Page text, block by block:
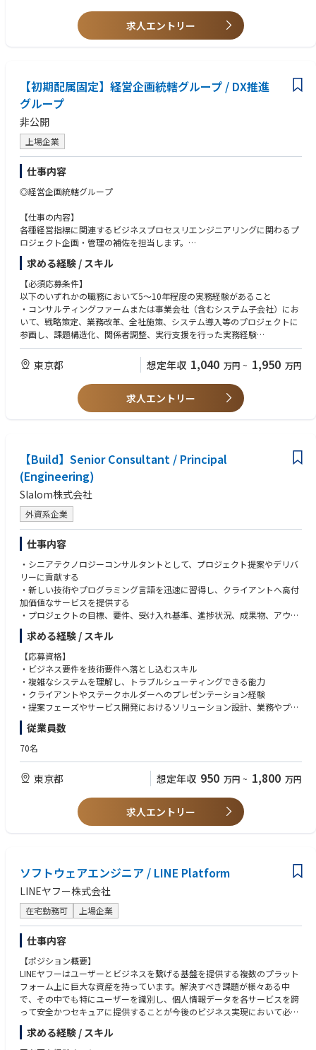
必要な時にサポートを受けやすく、成長を促す環境が生まれます。
課題設定とソリューショニング支援、さらにプログラムマネジメントやチ
ェンジマネジメントなどの実行支援を行う部門です。
現在は日本・インド合わせて50人ほどが在籍し、クラウドやデータ&アナ
リティクス、プロセスオートメーション、
サイバーセキュリティ、ITサービスマネジメントなど、テクノロジーエリ
アごとに分かれてさまざまな業界のお客様をご支援しています。
【サービス提供の特徴】
プロジェクトを遂行する際に日本と海外の混成チームを編成する「ハイブ
リッドデリバリーモデル」です。
TCSにはグローバルで約60万人のプロフェッショナルがおり、世界のメジ
ャーなITベンダーとのアライアンス関係があります。
加えて、インドの研究開発を担っている部門では独自にAI等の最新技術の
研究をしているほか、
産学連携のコイノベーションネットワークを有しています。こうしたグロ
ーバルの幅広い技術知見に基づくコンサルティングが
当社の特徴であり強みです。
【ポジション/業務内容の一例】※ご経験、ご希望を考慮し、ご相談の上
でチームやPJを決めていきます。
◆Cloud & Data◆
レガシーシステム・IT組織の変革を目指しているお客様に対して全般的な
フレームワークと変革要件を策定し、
お客様に影響を与えることを目指します。お客様向けの案件に対してプロ
ジェクトにも参画して頂きます。
針の策定によってトランフォーメーション企画・実行フェーズ開始に向け
て支援する
・ITトランスフォーメーションにおけるチャレンジに対して、最新技術動
向と最適なソリューションをTCSグローバルと連携してお客様に提案する
・構想フェーズから、設計・開発フェーズに渡り、カスタマフェーシング
を実施し、お客様のビジョン・お悩みを捉え、タイムリーに打ち手を検討
する
◆Data & Analytics◆
AIを活用したBusiness Transformationを目指すお客様に対し、TCSが提唱
するAI-first Enterprise Architectureという考え方の下、
クラウドなどのデータ基盤構築から具体的なユースケースに対してビジネ
ス価値を創出するところまで、一貫したサービスを提供します。
本ポジションでは、お客様のあらゆるデータ活用やガバナンス/品質維持
に貢献すべく、上流のアドバイザリーから具体的なソリューションの提供
までをサポートします。
◆Business Analyst（Airline doman）◆
航空業界向けのプロジェクトに参画頂きます。
TCSはグローバル航空業界はもちろんのこと、国内事業会社においても長
期リレーションシップを築いており、市場においてもプレゼンスを発揮し
ております。
特に旅客システムについてはグローバルでデファクトで利用されているプ
ラットフォームのナレッジを多く蓄積しており、on boardingするうえで
また一般的なPM/PMO/BAナレッジに加え、One TCSとしてIT / プラットフ
ォームナレッジを加えることにより、他社との差別化を図りお客様へ付加
価値を提供することができます。
◆営業系基幹システム再構築◆
ットフォームのナレッジは蓄積しています。
また、若手向け勉強会や事例紹介などスキル習得の環境は整備されいます
ので安心してプロジェクトをスタートして頂ける環境です。
また一般的なPM/PMO/BAナレッジに加え、One TCSとしてIT / プラットフ
ォームナレッジを加えることにより、
他社との差別化を図りお客様へ付加価値を提供することができます。
・お客様側立場での営業系システム再構築プロジェクトPMO支援
- プロジェクト管理支援（QCD）
- ベンダ管理支援（マルチベンダ時の横連携支援など）
- エンドユーザー対応（ベンダ作成資料のカスタマイズ、内容説明・解
説、各種調整など）
- お客様社内対応支援（稟議補足資料作成など）
・データ/AI領域（特にMDM）におけるプロジェクトマネジメント経験
・データドリブン経営を実現するための体制、プロセス、テクノロジー、
文化、スキル全般のコンサルティング経験
◆Business Analyst（Airline doman）◆
・PM/PMO経験もしくはコンサルタントのご経験2年以上(開発プロジェク
トにおけるチームリーダ相当経験も含む)
・航空業界ドメインナレッジ
・Altea、Radixxなどの旅客システム、整備、乗員、運航、貨物などOpera
tionシステムに関する知見
◆営業系基幹システム再構築◆
・開発プロジェクトにおけるPMまたはPMO経験がある
・パワーポイントによる資料作成
・EXCELによるデータ集計・分析
・ユーザーや開発部門のメンバとコミュニケーションが可能
・商社プロジェクト経験
・営業系システムの構築もしくは運用保守、パッケージプリセールス販売
等の経験
・SAPのPJ経験または開発経験
・PMP資格相当(経験値優先)
◆SAP Senior Consultant◆
・コンサルティングファームでの就業経験
・事業会社におけるプロジェクト推進経験
・製造業や製薬業に関する業務知見
・SAPのロジ系もしくは会計系モジュールの導入経験
・グローバルな環境で活躍したい方
ス、オペレーションズマネジメント、ビジネスまたは関連分野の学士号​
・PMP資格
・10年以上のサプライチェーンおよびロジスティクス経験
・サプライチェーンの課題に対処するためのシステム、プロセス、ツール
の設計と導入に加え、戦略の策定と実施に直接携わった経験
・コンサルティング会社での実務経験。
例） 複数の輸送形態（TL、LTL、化学品輸送）のバックグラウンド
・複雑な契約締結を主導した経験​
・複雑なビジネス課題を解決する能力、つまり変化する顧客に迅速に適応
し、複数のプロジェクトをマルチタスクで遂行できる能力​
・スピード感のある環境で活躍できる方​
・主体性、行動力、細部へのこだわりがある​
・強力な交渉力と影響力優れたファシリテーション能力​
★その他、以下のご経験をお持ちの方もご活躍いただけるフィールドがご
ざいます。
・Cloudリフトのご経験
・Architectureの選定、検討などのご経験
・顧客への提案経験
求人エントリー
【初期配属固定】経営企画統轄グループ / DX推進
グループ
非公開
上場企業
仕事内容
◎経営企画統轄グループ
【仕事の内容】
各種経営指標に関連するビジネスプロセスリエンジニアリングに関わるプ
ロジェクト企画・管理の補佐を担当します。
主に
・プロジェクトマネジメントに関わる課題管理ならびに課題解決等
・チェンジマネジメントに関わるユーザーコミュニケーション・トレーニ
ング等
・プロダクトマネジメントに関わるパートナー・ベンダーコミュニケーシ
ョン等
・並びにプロジェクトマネジメント業務の指導及び人材育成プログラム作
【部署の魅力】
経営企画統轄グループでは、企画グループ・主計グループ・財務グループ
と連携して、各種経営指標に関連する業務のデジタルトランスフォーメー
ション・ビジネスプロセスリエンジニアリングを担っており、新たに導入
のデザイン、また必要に応じてプロジェクトの立上げと組織化、実行・管
理等々を通して、幅広く当社の経営課題解決に関わることができます。
これらのプロジェクトに携わることで、当社の組織・業務に関する深い知
識の習得はもちろんのこと、当社支える社員との幅広いネットワークも形
成することが期待できます。
◎DX推進グループ
プロジェクト実行チーム及びデータマネジメントチームでは、各種経営指
標の高度化と業務現場の効率性改善の双方を目的とした業務改革・データ
改革を、単発プロジェクトではなく「複数のプロジェクトを束ねる形」で
設計し、各プロジェクト成果の実装・定着までをリードもしくはサポート
するポジションです。
状態まで落とし込み、当社・当社グループに“会社に残る仕組み”として根
付かせます。
【具体的な業務内容】
■プロジェクト実行チーム：
業務改革/システム導入プロジェクト群を横断し、計画・進捗・課題・リ
スク管理を行い、プロジェクト推進上のボトルネック（意思決定、役割不
明確、現場定着不全等）に対する構造的な課題整理及び解決推進に取り組
みます。
■データマネジメントチーム：
業務横断で利用されるデータ（経営指標、業務マスタ等）について、定
義・責任分界・変更管理ルールを整理し、運用として定着させること、単
一システム/単一プロジェクト最適に陥らないよう、プロジェクト間のデ
ータ設計・運用方針の調整を行い、データガバナンス（データ定義/マス
タ管理）・運用プロセス設計を企画し、更にそれを運用として回る状態に
■サイバーセキュリティチーム：
本社および国内外のグループ会社を対象に、ツール・体制・ガバナンスの
観点から国内外グループ会社を横断したサイバーセキュリティを担う組織
です。
社内関係部門やグループ会社と連携しながら、国内外サイバーセキュリテ
ィ方針・戦略の企画・立案・実行、施策やツールの選定・導入・運用、グ
ループ標準セキュリティ標準やルールの整備・展開・教育訓練の実施を具
体的なミッションとしています。
【部署の魅力】
DX推進グループは、当社・当社グループがサステイナブルソリューション
プロバイダーであり続けるために、デジタルトランスフォーメーションを
実現する複数の変革プロジェクト群をリードし、またサポートしていま
求める経験 / スキル
【必須応募条件】
以下のいずれかの職務において5～10年程度の実務経験があること
・コンサルティングファームまたは事業会社（含むシステム子会社）にお
いて、戦略策定、業務改革、全社施策、システム導入等のプロジェクトに
参画し、課題構造化、関係者調整、実行支援を行った実務経験
・人材開発、組織開発、等における各種コンサルティング業務
・事業会社（含むシステム子会社）においてサイバーセキュリティ業務全
般の実務経験
・サイバーセキュリティ関連製品・サービスを提供する企業において、営
業、カスタマーサクセス等の業務に携わった実務経験
■プロジェクトマネジメント領域
・PMAJ認定P２M資格（PMC以上）
・PMI認定PMP
・IPA プロジェクトマネージャ試験
■データマネジメント領域
・DAMA認定CDMP
・情報処理技術者試験（ST, SA, DB, PM等）
・エンタープライズデータマネジメント / マスタデータマネジメントの設
計・運用への関与経験
・データガバナンス、データ品質管理への関与経験
■サイバーセキュリティ領域
・情報処理安全確保支援士
・CISSP / CISM / CCSP / CEH / GIAC等のセキュリティ資格
東京都 想定年収 1,040 万円 ~ 1,950 万円
求人エントリー
【Build】Senior Consultant / Principal
(Engineering)
Slalom株式会社
外資系企業
仕事内容
・シニアテクノロジーコンサルタントとして、プロジェクト提案やデリバ
リーに貢献する
・新しい技術やプログラミング言語を迅速に習得し、クライアントへ高付
加価値なサービスを提供する
・プロジェクトの目標、要件、受け入れ基準、進捗状況、成果物、アウト
カムなどについて、クライアントとコミュニケーションを取る
・仮説構築、分析フレームワーク、ケーススタディ、リサーチなどのコン
サルティング手法を技術業務に活用する
・クライアントのニーズや期待に合わせて、最適なシステムを設計・実装
する
・リファレンスアーキテクチャや実績あるフレームワークを活用し、堅牢
で信頼性・拡張性の高いシステムを設計する
レーニングを提供する
・曖昧で複雑な状況にも柔軟に対応し、ステークホルダーと協力しながら
課題の明確化と解決を図る
・プロジェクトの作業範囲定義、作業分解、依存関係管理、リスク軽減な
どのプロジェクト計画を策定する
し、ネットワークの拡大、
知見の共有、個人ブランドおよび会社の市場プレゼンス向上に貢献する
値を創出する、次世代型のプロフェッショナルサービス企業です。
私たちは「Fiercely Human（人に徹底的に向き合う）」というアプローチ
を大切にし、顧客、そしてその先にいる顧客の顧客まで深く理解すること
で、実践的かつエンドツーエンドのソリューションを提供し、真に意味の
あるインパクトを生み出します。
700社以上のテクノロジーパートナーに支えられ、8カ国・49拠点に約12,
000名のメンバーを擁するSlalomは、人と組織がより大きなビジョンを描
き、より速く前進し、より良い未来を築くことを支援しています。
また、働きがいのある企業としても高く評価されており、**Fortune誌
「働きがいのある会社ベスト100」**に9年連続で選出されています。
求める経験 / スキル
【応募資格】
・ビジネス要件を技術要件へ落とし込むスキル
・複雑なシステムを理解し、トラブルシューティングできる能力
・クライアントやステークホルダーへのプレゼンテーション経験
・提案フェーズやサービス開発におけるソリューション設計、業務やプロ
ジェクト計画の立案能力
・学習意欲が高く主体的に業務に取り組める方。課題を発見し、改善案の
提案や実施ができ、自己管理ができる方
験が3年以上
・ソフトウェアインフラまたはプラットフォーム構築の実績が5年以上
・AWS、Azure、Google Cloudのいずれかの主要クラウドプロバイダーで
・以下いずれかのモダンアプリケーション開発技術に関する実務経験
フロントエンド・フルスタック:
. ┗NETスタック（ASP.NET、.NET Core、C#）、Angular、React、V
ueなどの各種フレームワーク
・サーバーレスコンピューティングやイベント駆動型アーキテクチャの経
験
・ドメイン駆動設計（DDD）、Model-View-Controller（MVC）またはその
他ソフトウェア設計パターンの専門知識
・データモデルの設計経験、RDBMSやNoSQLシステムの利用経験
・マイクロサービスアーキテクチャの導入・運用経験
・ビジネスレベルの日本語力および会話レベルの英語力
【歓迎スキル】
・AWS、Azure、Google Cloudのうち2つ以上の主要クラウドプロバイダ
ーでの高度な実務経験
従業員数
70名
東京都 想定年収 950 万円 ~ 1,800 万円
求人エントリー
ソフトウェアエンジニア / LINE Platform
LINEヤフー株式会社
在宅勤務可 上場企業
仕事内容
【ポジション概要】
LINEヤフーはユーザーとビジネスを繋げる基盤を提供する複数のプラット
フォーム上に巨大な資産を持っています。解決すべき課題が様々ある中
で、その中でも特にユーザーを識別し、個人情報データを各サービスを跨
って安全かつセキュアに提供することが今後のビジネス実現において必須
課題となっています。私たちは、LINEヤフーと関連グループ企業のサービ
ス間でIDとプロフィールを連携するための全社的なコア認証プラットフォ
求める経験 / スキル